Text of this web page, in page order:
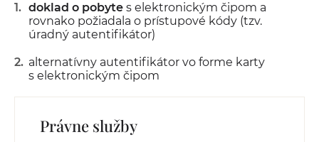
doklad o pobyte s elektronickým čipom a
rovnako požiadala o prístupové kódy (tzv.
úradný autentifikátor)
alternatívny autentifikátor vo forme karty
s elektronickým čipom
Právne služby